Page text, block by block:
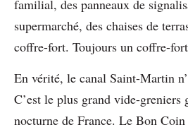
familial, des panneaux de
supermarché, des chaises de
coffre-fort. Toujours un coffre-
En vérité, le canal Saint-Martin
C’est le plus grand vide-greniers
nocturne de France. Le Bon Coin